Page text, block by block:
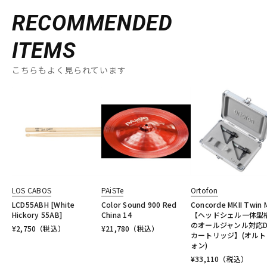
RECOMMENDED
ITEMS
こちらもよく見られています
LOS CABOS
LCD55ABH [White
Hickory 55AB]
¥2,750 （税込）
PAiSTe
Color Sound 900 Red
China 14
¥21,780 （税込）
Ortofon
Concorde MKII Twin
【ヘッドシェル一体型
のオールジャンル対応
カートリッジ】(オル
ォン)
¥33,110 （税込）